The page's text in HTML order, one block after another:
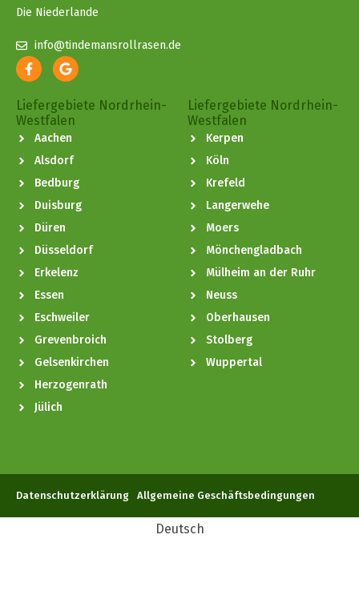
Die Niederlande
info@tindemansrollrasen.de
Liefergebiete Nordrhein-
Westfalen
Aachen
Alsdorf
Bedburg
Duisburg
Düren
Düsseldorf
Erkelenz
Essen
Eschweiler
Grevenbroich
Gelsenkirchen
Herzogenrath
Jülich
Liefergebiete Nordrhein-
Westfalen
Kerpen
Köln
Krefeld
Langerwehe
Moers
Mönchengladbach
Mülheim an der Ruhr
Neuss
Oberhausen
Stolberg
Wuppertal
Datenschutzerklärung Allgemeine Geschäftsbedingungen
Deutsch